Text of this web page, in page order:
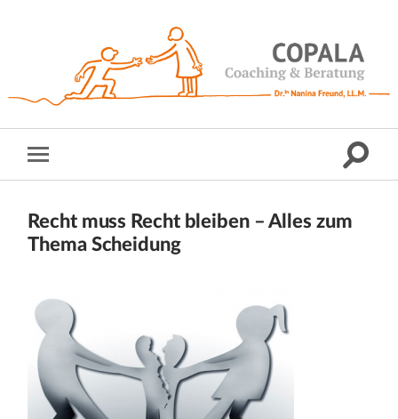
Recht muss Recht bleiben – Alles zum
Thema Scheidung